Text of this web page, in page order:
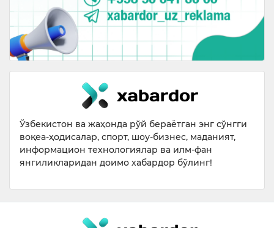
Ўзбекистон ва жаҳонда рўй бераётган энг сўнгги
воқеа-ҳодисалар, спорт, шоу-бизнес, маданият,
информацион технологиялар ва илм-фан
янгиликларидан доимо хабардор бўлинг!